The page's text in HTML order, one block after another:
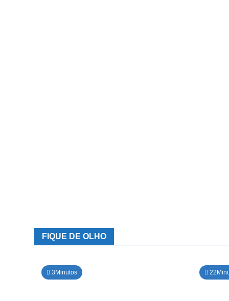
FIQUE DE OLHO
3Minutos